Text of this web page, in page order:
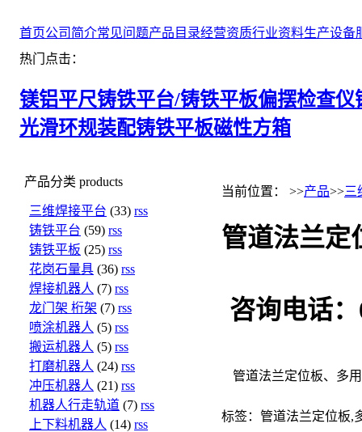
首页公司简介常见问题产品目录经营资质行业资料生产设备
热门点击：
镁铝平尺铸铁平台/铸铁平板偏摆检查仪
光滑环规装配铸铁平板磁性方箱
产品分类 products
三维焊接平台 (33) rss
铸铁平台 (59) rss
铸铁平板 (25) rss
花岗石量具 (36) rss
焊接机器人 (7) rss
龙门架 桁架 (7) rss
喷涂机器人 (5) rss
搬运机器人 (5) rss
打磨机器人 (24) rss
冲压机器人 (21) rss
机器人行走轨道 (7) rss
上下料机器人 (14) rss
当前位置： >>产品>>三
管道法兰定
咨询电话：
管道法兰定位板、多
标签：管道法兰定位板,